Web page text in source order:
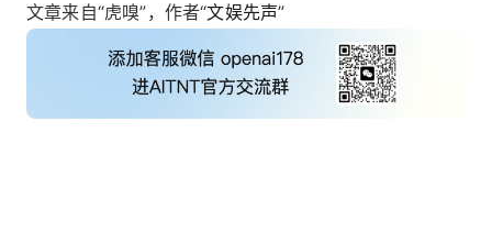
文章来自“虎嗅”，作者“文娱先声”